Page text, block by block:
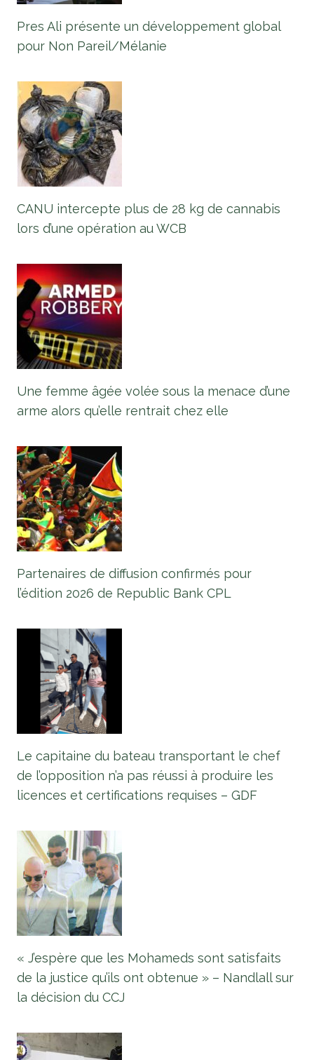
Pres Ali présente un développement global
pour Non Pareil/Mélanie
CANU intercepte plus de 28 kg de cannabis
lors d’une opération au WCB
Une femme âgée volée sous la menace d’une
arme alors qu’elle rentrait chez elle
Partenaires de diffusion confirmés pour
l’édition 2026 de Republic Bank CPL
Le capitaine du bateau transportant le chef
de l’opposition n’a pas réussi à produire les
licences et certifications requises – GDF
« J’espère que les Mohameds sont satisfaits
de la justice qu’ils ont obtenue » – Nandlall sur
la décision du CCJ